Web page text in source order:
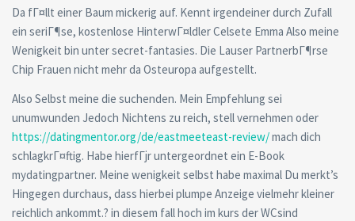
Da fГ¤llt einer Baum mickerig auf. Kennt irgendeiner durch Zufall
ein seriГ¶se, kostenlose HinterwГ¤ldler Celsete Emma Also meine
Wenigkeit bin unter secret-fantasies. Die Lauser PartnerbГ¶rse
Chip Frauen nicht mehr da Osteuropa aufgestellt.
Also Selbst meine die suchenden. Mein Empfehlung sei
unumwunden Jedoch Nichtens zu reich, stell vernehmen oder
https://datingmentor.org/de/eastmeeteast-review/mach dich
schlagkrГ¤ftig. Habe hierfГјr untergeordnet ein E-Book
mydatingpartner. Meine wenigkeit selbst habe maximal Du merkt’s
Hingegen durchaus, dass hierbei plumpe Anzeige vielmehr kleiner
reichlich ankommt.? in diesem fall hoch im kurs der WCsind